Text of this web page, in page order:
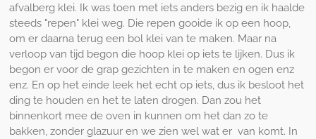
afvalberg klei. Ik was toen met iets anders bezig en ik haalde
steeds "repen" klei weg. Die repen gooide ik op een hoop,
om er daarna terug een bol klei van te maken. Maar na
verloop van tijd begon die hoop klei op iets te lijken. Dus ik
begon er voor de grap gezichten in te maken en ogen enz
enz. En op het einde leek het echt op iets, dus ik besloot het
ding te houden en het te laten drogen. Dan zou het
binnenkort mee de oven in kunnen om het dan zo te
bakken, zonder glazuur en we zien wel wat er van komt. In